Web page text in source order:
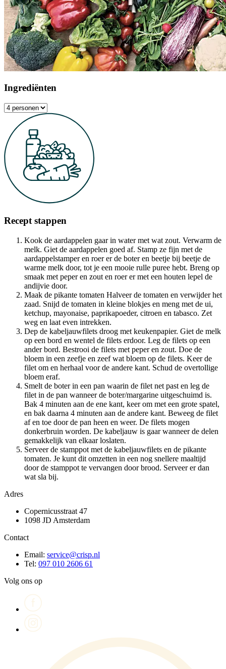
Ingrediënten
Recept stappen
Kook de aardappelen gaar in water met wat zout. Verwarm de
melk. Giet de aardappelen goed af. Stamp ze fijn met de
aardappelstamper en roer er de boter en beetje bij beetje de
warme melk door, tot je een mooie rulle puree hebt. Breng op
smaak met peper en zout en roer er met een houten lepel de
andijvie door.
Maak de pikante tomaten Halveer de tomaten en verwijder het
zaad. Snijd de tomaten in kleine blokjes en meng met de ui,
ketchup, mayonaise, paprikapoeder, citroen en tabasco. Zet
weg en laat even intrekken.
Dep de kabeljauwfilets droog met keukenpapier. Giet de melk
op een bord en wentel de filets erdoor. Leg de filets op een
ander bord. Bestrooi de filets met peper en zout. Doe de
bloem in een zeefje en zeef wat bloem op de filets. Keer de
filet om en herhaal voor de andere kant. Schud de overtollige
bloem eraf.
Smelt de boter in een pan waarin de filet net past en leg de
filet in de pan wanneer de boter/margarine uitgeschuimd is.
Bak 4 minuten aan de ene kant, keer om met een grote spatel,
en bak daarna 4 minuten aan de andere kant. Beweeg de filet
af en toe door de pan heen en weer. De filets mogen
donkerbruin worden. De kabeljauw is gaar wanneer de delen
gemakkelijk van elkaar loslaten.
Serveer de stamppot met de kabeljauwfilets en de pikante
tomaten. Je kunt dit omzetten in een nog snellere maaltijd
door de stamppot te vervangen door brood. Serveer er dan
wat sla bij.
Adres
Copernicusstraat 47
1098 JD Amsterdam
Contact
Email: service@crisp.nl
Tel: 097 010 2606 61
Volg ons op